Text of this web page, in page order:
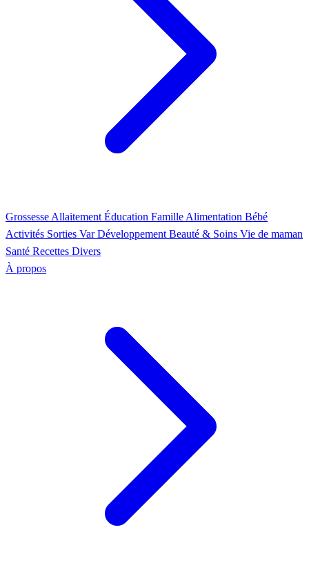
Grossesse Allaitement Éducation Famille Alimentation Bébé
Activités Sorties Var Développement Beauté & Soins Vie de maman
Santé Recettes Divers
À propos